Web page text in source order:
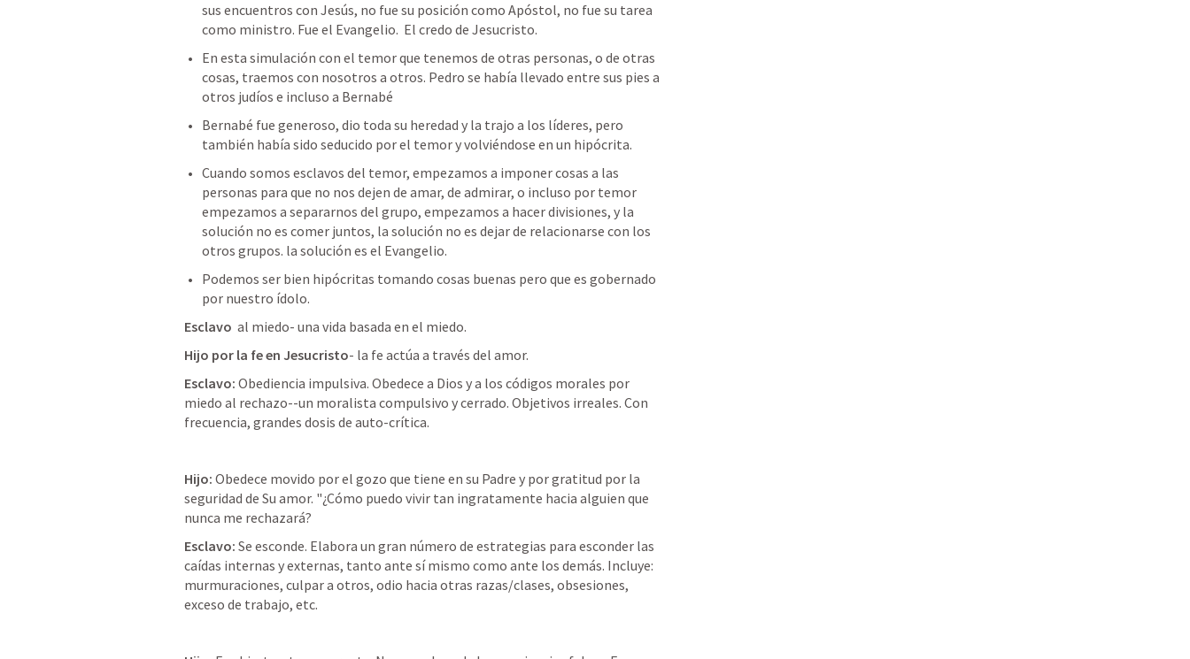
sus encuentros con Jesús, no fue su posición como Apóstol, no fue su tarea
como ministro. Fue el Evangelio.  El credo de Jesucristo.
En esta simulación con el temor que tenemos de otras personas, o de otras
cosas, traemos con nosotros a otros. Pedro se había llevado entre sus pies a
otros judíos e incluso a Bernabé
Bernabé fue generoso, dio toda su heredad y la trajo a los líderes, pero
también había sido seducido por el temor y volviéndose en un hipócrita.
Cuando somos esclavos del temor, empezamos a imponer cosas a las
personas para que no nos dejen de amar, de admirar, o incluso por temor
empezamos a separarnos del grupo, empezamos a hacer divisiones, y la
solución no es comer juntos, la solución no es dejar de relacionarse con los
otros grupos. la solución es el Evangelio.
Podemos ser bien hipócritas tomando cosas buenas pero que es gobernado
por nuestro ídolo.
Esclavo al miedo- una vida basada en el miedo.
Hijo por la fe en Jesucristo- la fe actúa a través del amor.
Esclavo: Obediencia impulsiva. Obedece a Dios y a los códigos morales por
miedo al rechazo--un moralista compulsivo y cerrado. Objetivos irreales. Con
frecuencia, grandes dosis de auto-crítica.
Hijo: Obedece movido por el gozo que tiene en su Padre y por gratitud por la
seguridad de Su amor. "¿Cómo puedo vivir tan ingratamente hacia alguien que
nunca me rechazará?
Esclavo: Se esconde. Elabora un gran número de estrategias para esconder las
caídas internas y externas, tanto ante sí mismo como ante los demás. Incluye:
murmuraciones, culpar a otros, odio hacia otras razas/clases, obsesiones,
exceso de trabajo, etc.